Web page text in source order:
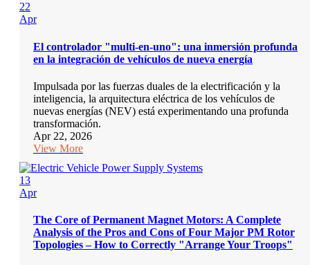
22
Apr
El controlador "multi-en-uno": una inmersión profunda
en la integración de vehículos de nueva energía
Impulsada por las fuerzas duales de la electrificación y la
inteligencia, la arquitectura eléctrica de los vehículos de
nuevas energías (NEV) está experimentando una profunda
transformación.
Apr 22, 2026
View More
13
Apr
The Core of Permanent Magnet Motors: A Complete
Analysis of the Pros and Cons of Four Major PM Rotor
Topologies – How to Correctly "Arrange Your Troops"